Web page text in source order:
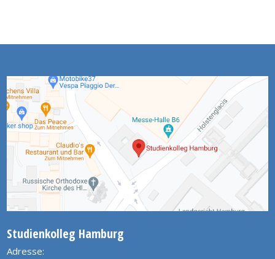
Studienkolleg Hamburg
Adresse: